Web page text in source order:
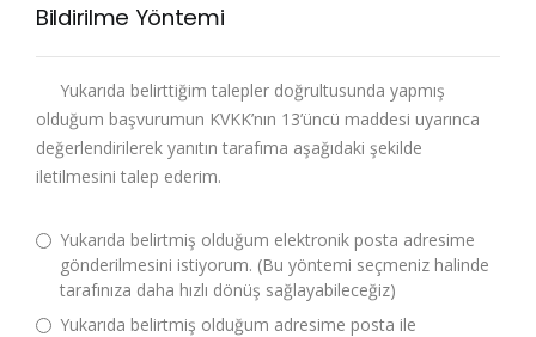
Bildirilme Yöntemi
Yukarıda belirttiğim talepler doğrultusunda yapmış
olduğum başvurumun KVKK’nın 13’üncü maddesi uyarınca
değerlendirilerek yanıtın tarafıma aşağıdaki şekilde
iletilmesini talep ederim.
Yukarıda belirtmiş olduğum elektronik posta adresime
gönderilmesini istiyorum. (Bu yöntemi seçmeniz halinde
tarafınıza daha hızlı dönüş sağlayabileceğiz)
Yukarıda belirtmiş olduğum adresime posta ile